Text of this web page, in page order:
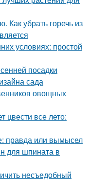
Как убрать горечь из
условиях: простой
посадки
сада
овощных
цвести все лето:
правда или вымысел
для шпината в
несъедобный